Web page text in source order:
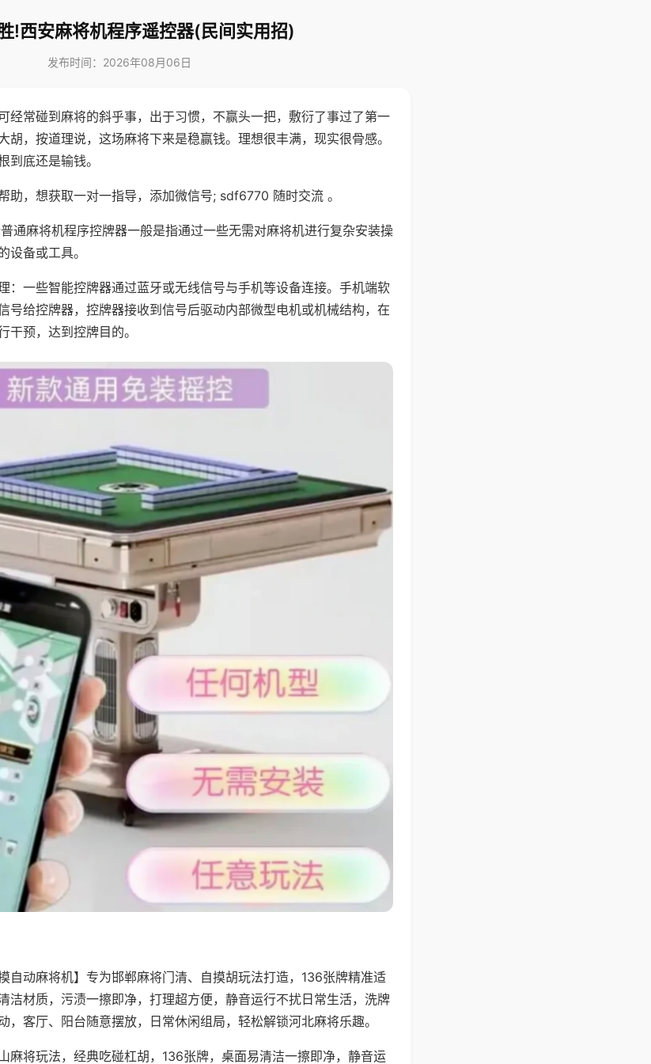
!西安麻将机程序遥控器(民间实用招)
发布时间：2026年08月06日
经常碰到麻将的斜乎事，出于习惯，不赢头一把，敷衍了事过了第一
胡，按道理说，这场麻将下来是稳赢钱。理想很丰满，现实很骨感。
到底还是输钱。
助，想获取一对一指导，添加微信号; sdf6770 随时交流 。
通麻将机程序控牌器一般是指通过一些无需对麻将机进行复杂安装操
设备或工具。
：一些智能控牌器通过蓝牙或无线信号与手机等设备连接。手机端软
号给控牌器，控牌器接收到信号后驱动内部微型电机或机械结构，在
干预，达到控牌目的。
自动麻将机】专为邯郸麻将门清、自摸胡玩法打造，136张牌精准适
洁材质，污渍一擦即净，打理超方便，静音运行不扰日常生活，洗牌
，客厅、阳台随意摆放，日常休闲组局，轻松解锁河北麻将乐趣。
麻将玩法，经典吃碰杠胡，136张牌，桌面易清洁一擦即净，静音运